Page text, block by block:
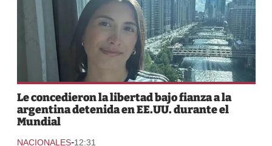
Le concedieron la libertad bajo fianza a la
argentina detenida en EE.UU. durante el
Mundial
NACIONALES-12:31